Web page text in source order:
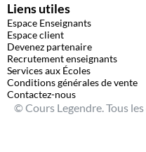
Liens utiles
Espace Enseignants
Espace client
Devenez partenaire
Recrutement enseignants
Services aux Écoles
Conditions générales de vente
Contactez-nous
© Cours Legendre. Tous